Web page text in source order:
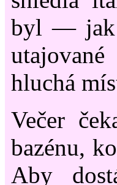
byl — jak
hluchá
Večer
bazénu,
Aby